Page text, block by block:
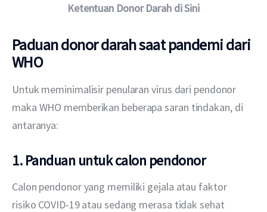
Ketentuan Donor Darah di Sini
Paduan donor darah saat pandemi dari
WHO
Untuk meminimalisir penularan virus dari pendonor
maka WHO memberikan beberapa saran tindakan, di
antaranya:
1. Panduan untuk calon pendonor
Calon pendonor yang memiliki gejala atau faktor
risiko COVID-19 atau sedang merasa tidak sehat